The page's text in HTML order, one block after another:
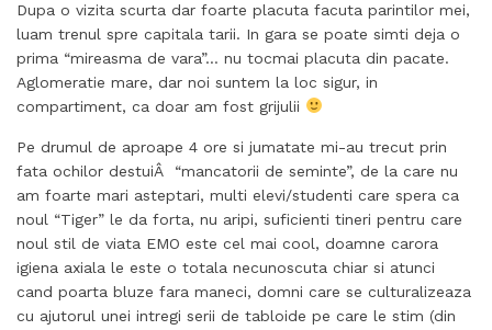
Dupa o vizita scurta dar foarte placuta facuta parintilor mei,
luam trenul spre capitala tarii. In gara se poate simti deja o
prima “mireasma de vara”… nu tocmai placuta din pacate.
Aglomeratie mare, dar noi suntem la loc sigur, in
compartiment, ca doar am fost grijulii
Pe drumul de aproape 4 ore si jumatate mi-au trecut prin
fata ochilor destuiÂ “mancatorii de seminte”, de la care nu
am foarte mari asteptari, multi elevi/studenti care spera ca
noul “Tiger” le da forta, nu aripi, suficienti tineri pentru care
noul stil de viata EMO este cel mai cool, doamne carora
igiena axiala le este o totala necunoscuta chiar si atunci
cand poarta bluze fara maneci, domni care se culturalizeaza
cu ajutorul unei intregi serii de tabloide pe care le stim (din